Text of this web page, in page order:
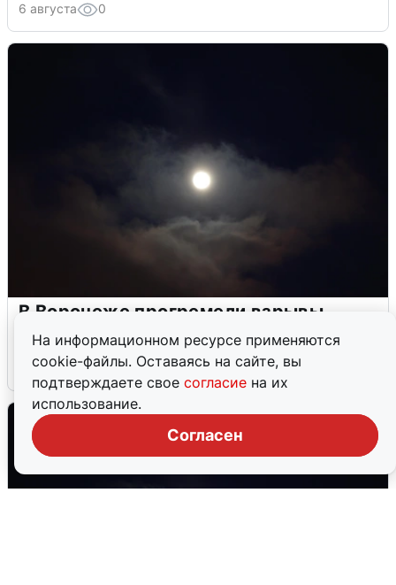
На информационном ресурсе применяются
cookie-файлы. Оставаясь на сайте, вы
подтверждаете свое согласие на их
использование.
Согласен
6 августа 0
В Воронеже прогремели взрывы
после сигнала тревоги
5 августа 0